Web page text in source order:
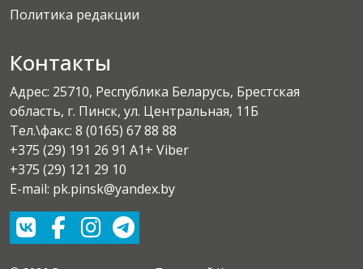
Политика редакции
Контакты
Адрес: 25710, Республика Беларусь, Брестская
область, г. Пинск, ул. Центральная, 11Б
Тел.\факс: 8 (0165) 67 88 88
+375 (29) 191 26 91 A1+ Viber
+375 (29) 121 29 10
E-mail: pk.pinsk@yandex.by